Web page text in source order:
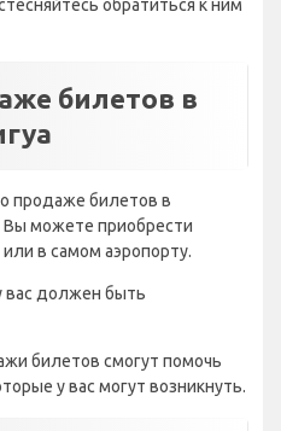
обратиться к ним
билетов в
продаже билетов в
Вы можете приобрести
в самом аэропорту.
вас должен быть
билетов смогут помочь
у вас могут возникнуть.